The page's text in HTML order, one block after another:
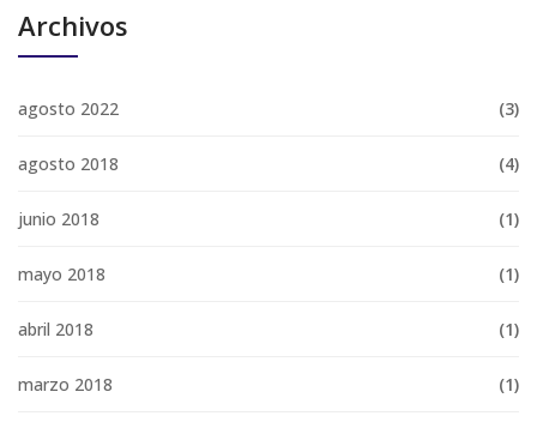
Archivos
agosto 2022 (3)
agosto 2018 (4)
junio 2018 (1)
mayo 2018 (1)
abril 2018 (1)
marzo 2018 (1)